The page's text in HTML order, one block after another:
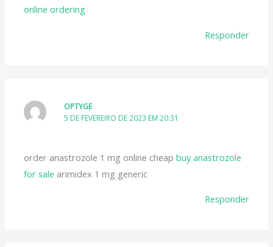
online ordering
Responder
OPTYGE
5 DE FEVEREIRO DE 2023 EM 20:31
order anastrozole 1 mg online cheapbuy anastrozole
for sale arimidex 1 mg generic
Responder